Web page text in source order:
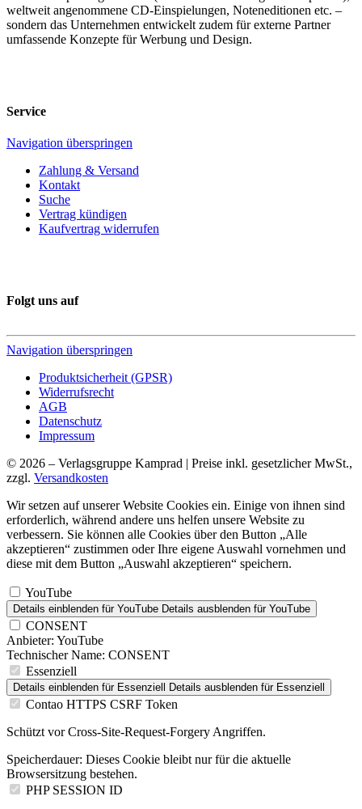
weltweit angenommene CD-Einspielungen, Noteneditionen etc. –
sondern das Unternehmen entwickelt zudem für externe Partner
umfassende Konzepte für Werbung und Design.
Service
Navigation überspringen
Zahlung & Versand
Kontakt
Suche
Vertrag kündigen
Kaufvertrag widerrufen
Folgt uns auf
Navigation überspringen
Produktsicherheit (GPSR)
Widerrufsrecht
AGB
Datenschutz
Impressum
© 2026 – Verlagsgruppe Kamprad | Preise inkl. gesetzlicher MwSt.,
zzgl. Versandkosten
Wir setzen auf unserer Website Cookies ein. Einige von ihnen sind
erforderlich, während andere uns helfen unsere Website zu
verbessern. Sie können alle Cookies über den Button „Alle
akzeptieren“ zustimmen oder Ihre eigene Auswahl vornehmen und
diese mit dem Button „Auswahl akzeptieren“ speichern.
YouTube
Details einblenden für YouTube Details ausblenden für YouTube
CONSENT
Anbieter: YouTube
Technischer Name: CONSENT
Essenziell
Details einblenden für Essenziell Details ausblenden für Essenziell
Contao HTTPS CSRF Token
Schützt vor Cross-Site-Request-Forgery Angriffen.
Speicherdauer: Dieses Cookie bleibt nur für die aktuelle
Browsersitzung bestehen.
PHP SESSION ID